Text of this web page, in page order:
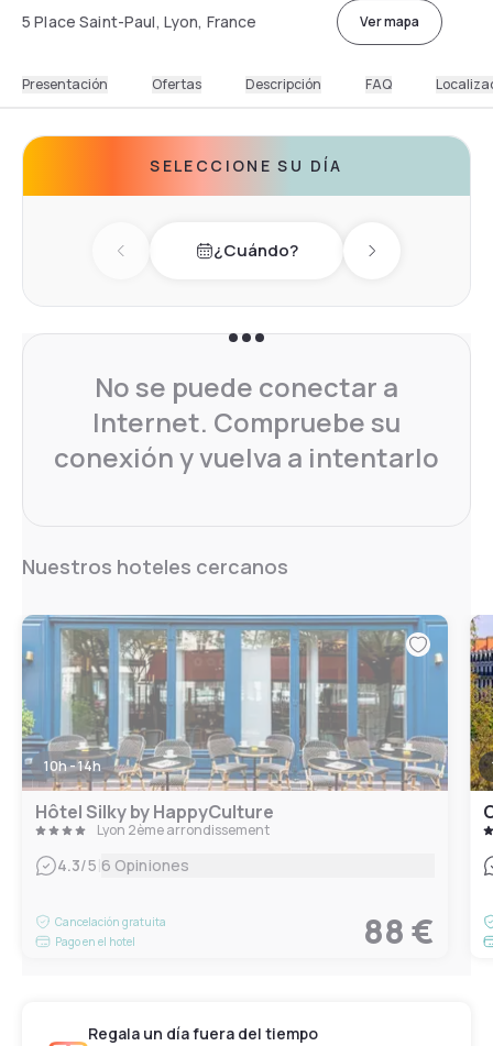
5 Place Saint-Paul, Lyon, France Ver mapa
Presentación Ofertas Descripción FAQ
SELECCIONE SU DÍA
Previous day¿Cuándo? Next day
No se puede conectar a
Internet. Compruebe su
conexión y vuelva a intentarlo
Nuestros hoteles cercanos
10h - 14h
Hôtel Silky by HappyCulture
Lyon 2ème arrondissement
4.3/5 6 Opiniones
Cancelación gratuita
Pago en el hotel
88 €
Regala un día fuera del tiempo